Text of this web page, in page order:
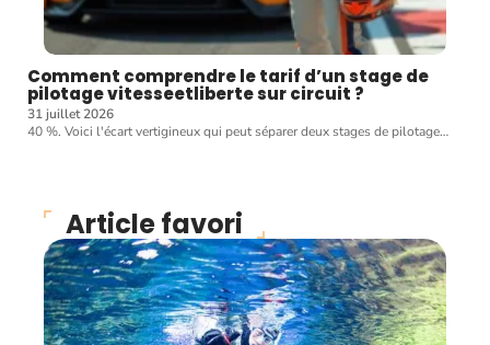
Comment comprendre le tarif d’un stage de
pilotage vitesseetliberte sur circuit ?
31 juillet 2026
40 %. Voici l'écart vertigineux qui peut séparer deux stages de pilotage…
Article favori